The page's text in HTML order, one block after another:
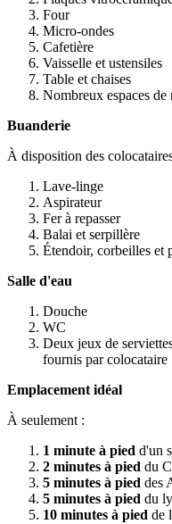
Four
Micro-ondes
Cafetière
Vaisselle et ustensiles
Table et chaises
Nombreux espaces de
Buanderie
À disposition des
Lave-linge
Aspirateur
Fer à repasser
Balai et serpillère
Étendoir, corbeilles et
Salle d'eau
Douche
WC
Deux jeux de
fournis par colocataire
Emplacement idéal
À seulement :
1 minute à pied d'un
2 minutes à pied du
5 minutes à pied des
5 minutes à pied du
10 minutes à pied de